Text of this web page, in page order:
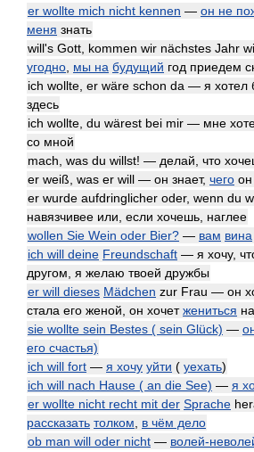
er wollte mich nicht kennen — он не
меня знать
will's Gott, kommen wir nächstes Jahr
угодно мы на будущий год приедем
ich wollte, er wäre schon da — я хотел
здесь
ich wollte, du wärest bei mir — мне
со мной
mach, was du willst! — делай, что
er weiß, was er will — он знает, чего он
er wurde aufdringlicher oder, wenn du
навязчивее или, если хочешь, наглее
wollen Sie Wein oder Bier? — вам вина
ich will deine Freundschaft — я хочу,
другом, я желаю твоей дружбы
er will dieses Mädchen zur Frau — он
стала его женой, он хочетжениться
sie wollte sein Bestes ( sein Glück) —
его счастья)
ich will fort — я хочу уйти ( уехать)
ich will nach Hause ( an die See) — я
er wollte nicht recht mit der Sprache
рассказать толком
в чём дело
ob man will oder nicht — волей-